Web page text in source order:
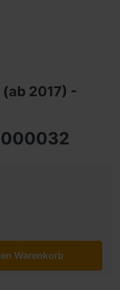
2017) -
Warenkorb